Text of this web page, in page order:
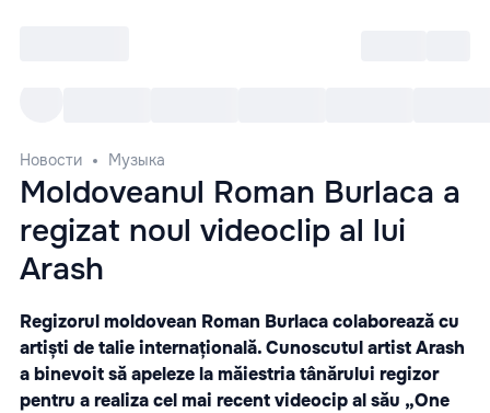
Новости Музыка
Moldoveanul Roman Burlaca a
regizat noul videoclip al lui
Arash
Regizorul moldovean Roman Burlaca colaborează cu
artiști de talie internațională. Cunoscutul artist Arash
a binevoit să apeleze la măiestria tânărului regizor
pentru a realiza cel mai recent videocip al său „One